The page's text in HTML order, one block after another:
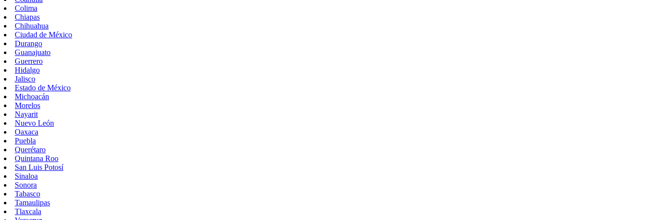
Colima
Chiapas
Chihuahua
Ciudad de México
Durango
Guanajuato
Guerrero
Hidalgo
Jalisco
Estado de México
Michoacán
Morelos
Nayarit
Nuevo León
Oaxaca
Puebla
Querétaro
Quintana Roo
San Luis Potosí
Sinaloa
Sonora
Tabasco
Tamaulipas
Tlaxcala